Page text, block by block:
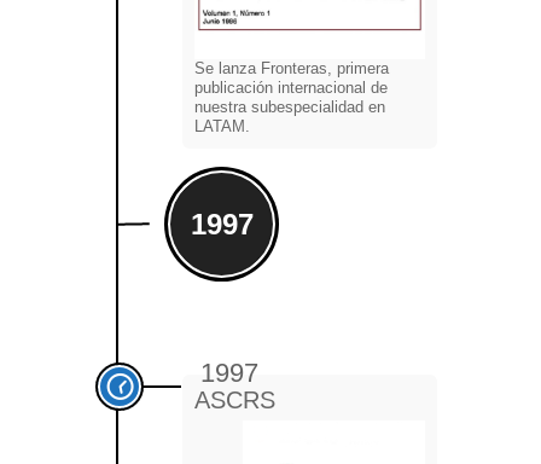
Se lanza Fronteras, primera
publicación internacional de
nuestra subespecialidad en
LATAM.
1997
1997
ASCRS